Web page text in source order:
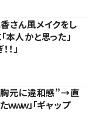
さん風メイクをし
人かと思った」
！」
胸元に違和感”→直
ｗｗ」「ギャップ